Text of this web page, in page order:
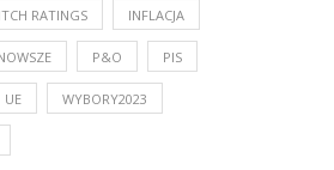
RATINGS INFLACJA
P&O PIS
UE WYBORY2023